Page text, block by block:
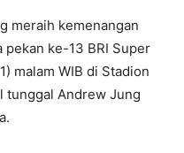
meraih kemenangan
pekan ke-13 BRI Super
malam WIB di Stadion
tunggal Andrew Jung